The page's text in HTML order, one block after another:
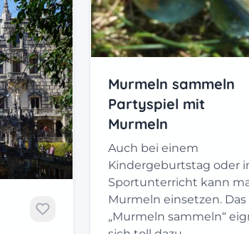
Murmeln sammeln
Partyspiel mit
Murmeln
Auch bei einem
Kindergeburtstag oder
Sportunterricht kann
Murmeln einsetzen. Das
„Murmeln sammeln“